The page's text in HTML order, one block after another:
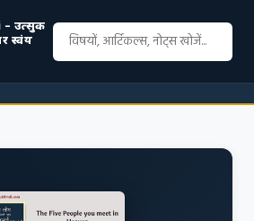
उत्सुक
स्वंय